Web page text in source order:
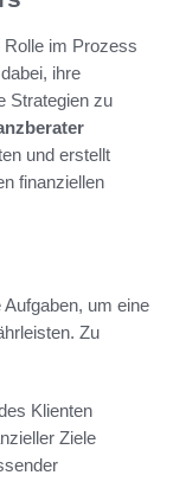
Rolle im Prozess
ihre
Strategien zu
und erstellt
finanziellen
um eine
Zu
Klienten
Ziele